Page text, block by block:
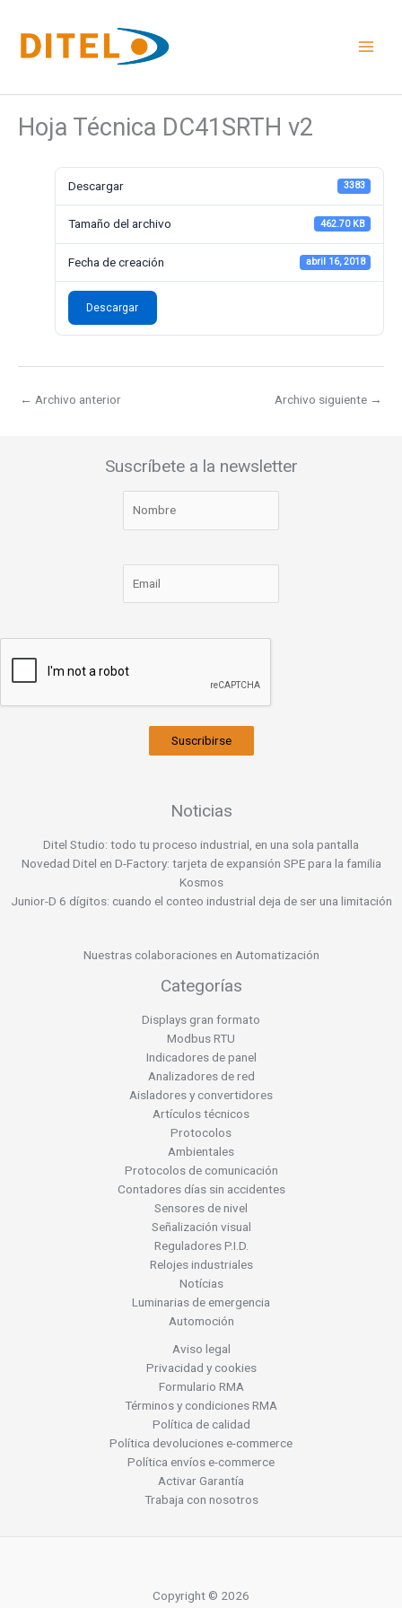
contenido
Hoja Técnica DC41SRTH v2
Descargar 3383
Tamaño del archivo 462.70 KB
Fecha de creación abril 16, 2018
Descargar
← Archivo anterior Archivo siguiente →
Suscríbete a la newsletter
Suscribirse
Noticias
Ditel Studio: todo tu proceso industrial, en una sola pantalla
Novedad Ditel en D-Factory: tarjeta de expansión SPE para la familia
Kosmos
Junior-D 6 dígitos: cuando el conteo industrial deja de ser una limitación
Nuestras colaboraciones en Automatización
Categorías
Displays gran formato
Modbus RTU
Indicadores de panel
Analizadores de red
Aisladores y convertidores
Artículos técnicos
Protocolos
Ambientales
Protocolos de comunicación
Contadores días sin accidentes
Sensores de nivel
Señalización visual
Reguladores P.I.D.
Relojes industriales
Notícias
Luminarias de emergencia
Automoción
Aviso legal
Privacidad y cookies
Formulario RMA
Términos y condiciones RMA
Política de calidad
Política devoluciones e-commerce
Política envíos e-commerce
Activar Garantía
Trabaja con nosotros
Copyright © 2026